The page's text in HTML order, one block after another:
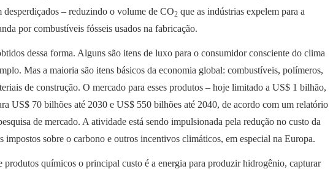
desperdiçados – reduzindo o volume de CO2 que as indústrias expelem para a
por combustíveis fósseis usados na fabricação.
dessa forma. Alguns são itens de luxo para o consumidor consciente do clima
Mas a maioria são itens básicos da economia global: combustíveis, polímeros,
de construção. O mercado para esses produtos – hoje limitado a US$ 1 bilhão,
US$ 70 bilhões até 2030 e US$ 550 bilhões até 2040, de acordo com um relatório
de mercado. A atividade está sendo impulsionada pela redução no custo da
impostos sobre o carbono e outros incentivos climáticos, em especial na Europa.
produtos químicos o principal custo é a energia para produzir hidrogênio, capturar